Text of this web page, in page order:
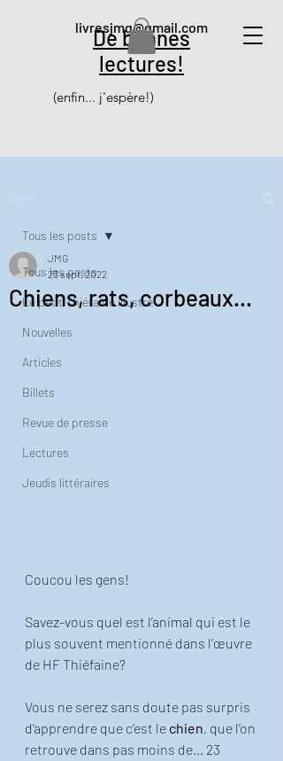
De bonnes
lectures!
(enfin... j'espère!)
livresjmg@gmail.com
Tous les posts
Le petit Thiéfaine illustré
Nouvelles
Articles
Billets
Revue de presse
Lectures
Jeudis littéraires
Tous les posts
Chiens, rats, corbeaux...
JMG
23 sept. 2022
Coucou les gens!
Savez-vous quel est l’animal qui est le
plus souvent mentionné dans l’œuvre
de HF Thiéfaine?
Vous ne serez sans doute pas surpris
d’apprendre que c’est le chien, que l’on
retrouve dans pas moins de… 23